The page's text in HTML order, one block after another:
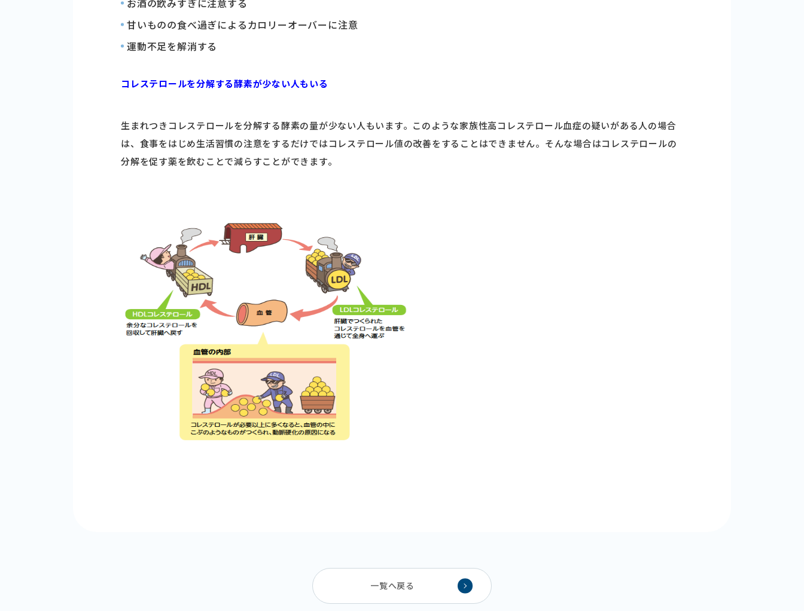
お酒の飲みすぎに注意する
甘いものの食べ過ぎによるカロリーオーバーに注意
運動不足を解消する
コレステロールを分解する酵素が少ない人もいる
生まれつきコレステロールを分解する酵素の量が少ない人もいます。このような家族性高コレステロール血症の疑いがある人の場合
は、食事をはじめ生活習慣の注意をするだけではコレステロール値の改善をすることはできません。そんな場合はコレステロールの
分解を促す薬を飲むことで減らすことができます。
一覧へ戻る